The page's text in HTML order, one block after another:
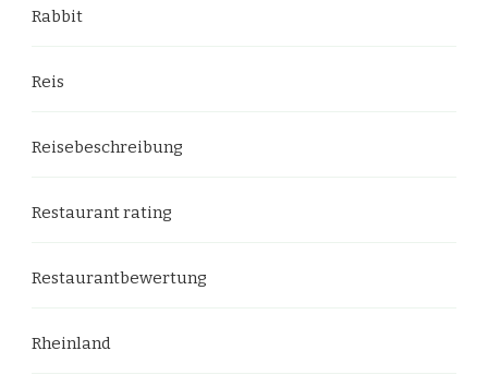
Rabbit
Reis
Reisebeschreibung
Restaurant rating
Restaurantbewertung
Rheinland